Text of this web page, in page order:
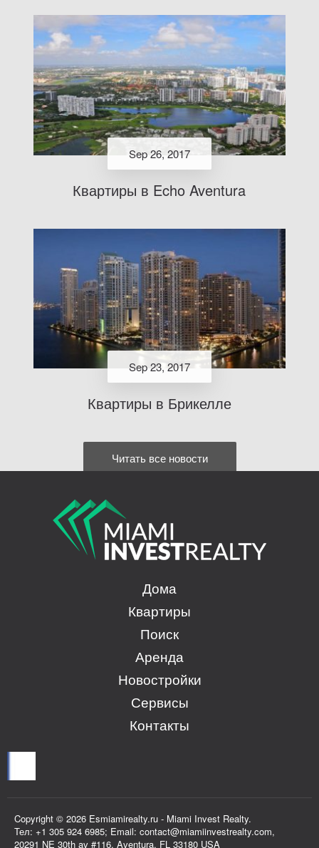
Sep 26, 2017
Квартиры в Echo Aventura
Sep 23, 2017
Квартиры в Брикелле
Читать все новости
Дома
Квартиры
Поиск
Аренда
Новостройки
Сервисы
Контакты
Copyright © 2026 Esmiamirealty.ru - Miami Invest Realty.
Тел: +1 305 924 6985; Email: contact@miamiinvestrealty.com,
20291 NE 30th av #116, Aventura, FL 33180 USA